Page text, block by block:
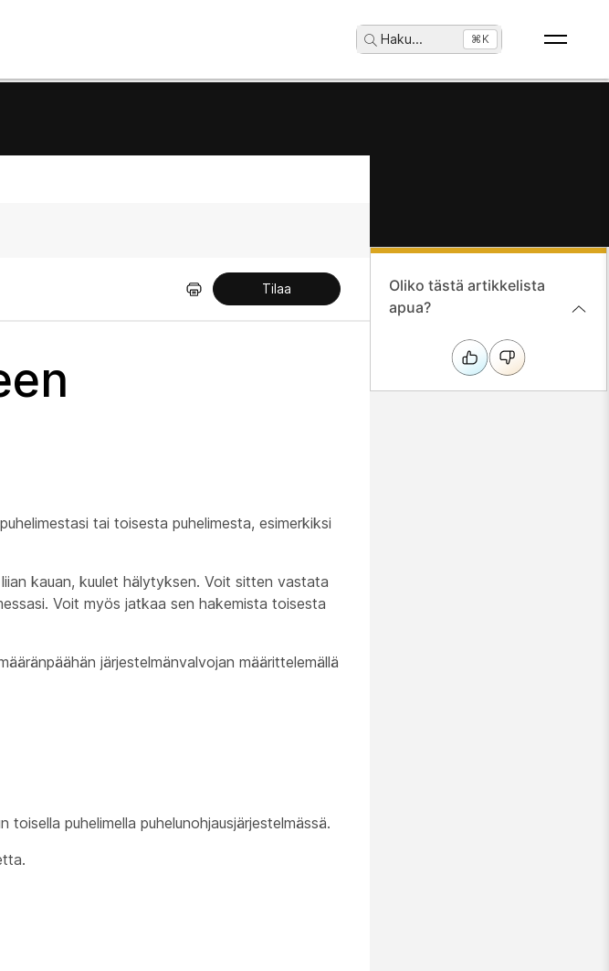
Haku... ⌘K
Tilaa
tai toisesta puhelimesta, esimerkiksi
kauan, kuulet hälytyksen. Voit sitten vastata
Voit myös jatkaa sen hakemista toisesta
järjestelmänvalvojan määrittelemällä
puhelimella puhelunohjausjärjestelmässä.
Oliko tästä artikkelista
apua?